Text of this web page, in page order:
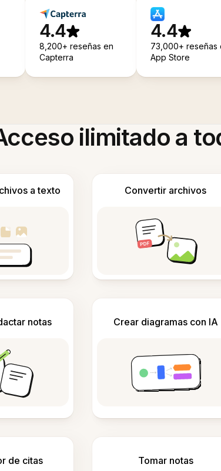
4.4
8,200+ reseñas en
Capterra
4.4
73,000+ reseñas
App Store
ilimitado a
a texto Convertir archivos
notas Crear diagramas con IA
de citas Tomar notas